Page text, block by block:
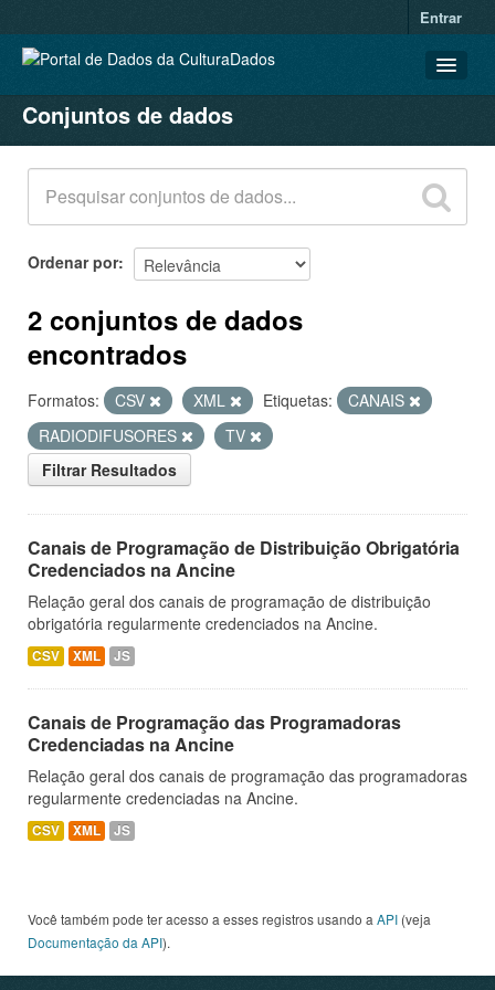
Entrar
CONJUNTOS DE DADOS
ORGANIZAÇÕES
GRUPOS
SOBRE
Conjuntos de dados
Ordenar por
2 conjuntos de dados
encontrados
Formatos: CSV XML Etiquetas:
CANAIS
RADIODIFUSORES
TV
Filtrar Resultados
Canais de Programação de Distribuição Obrigatória
Credenciados na Ancine
Relação geral dos canais de programação de distribuição
obrigatória regularmente credenciados na Ancine.
CSV XML JS
Canais de Programação das Programadoras
Credenciadas na Ancine
Relação geral dos canais de programação das programadoras
regularmente credenciadas na Ancine.
CSV XML JS
Você também pode ter acesso a esses registros usando a API (veja
Documentação da API).